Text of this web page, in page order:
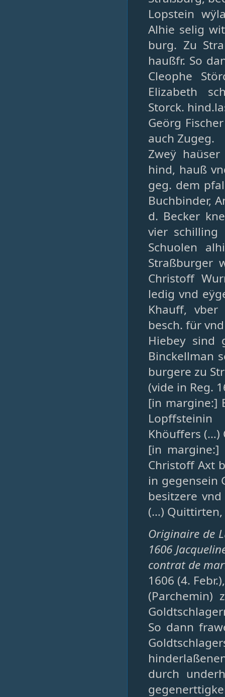
Lopstein
Alhie selig
burg. Zu
haußfr. So
Cleophe
Elizabeth
Storck.
Geörg
auch Zugeg.
Zweÿ
hind, hauß
geg. dem
Buchbinder,
d. Becker
vier
Schuolen
Straßburger
Christoff
ledig vnd
Khauff, vber
besch. für
Hiebey sind
Binckellman
burgere zu
(vide in Reg.
[in margine:]
Khöuffers (…)
[in margine:]
Christoff Axt
in gegensein
besitzere
(…) Quittirten,
Originaire de
1606
contrat de
1606 (4.
(Parchemin)
So dann
durch